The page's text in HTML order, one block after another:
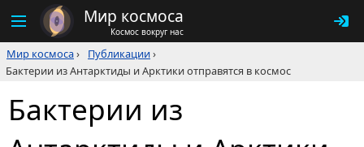
Мир космоса
Космос вокруг нас
Мир космоса› Публикации›
Бактерии из Антарктиды и Арктики отправятся в космос
Бактерии из